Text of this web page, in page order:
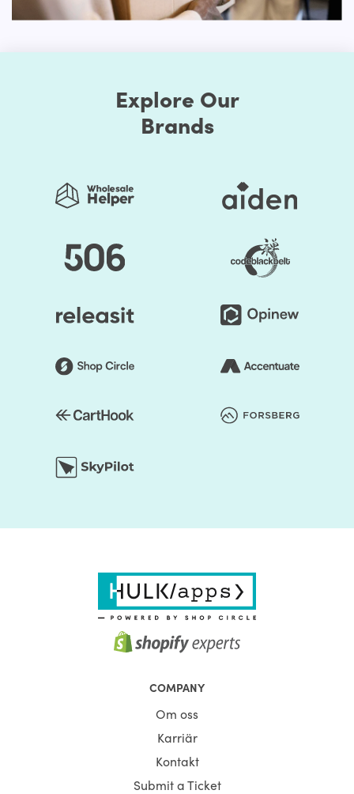
kan du ändra layouten för sidokomponenter som du
tycker är lämpligt. Kort sagt kan du ändra layouten på
HulkApps. Om du använder ett färdigt Shopify-tema
behöver du inte skapa din onlinebutik från grunden. Så
det blir enklare att starta din butik och du kan börja tjäna
Explore Our
Brands
COMPANY
Om oss
Karriär
Kontakt
Submit a Ticket